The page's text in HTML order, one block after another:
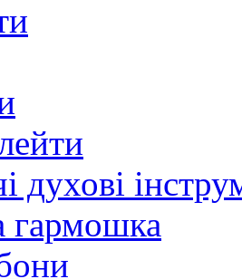
духові
гармошка